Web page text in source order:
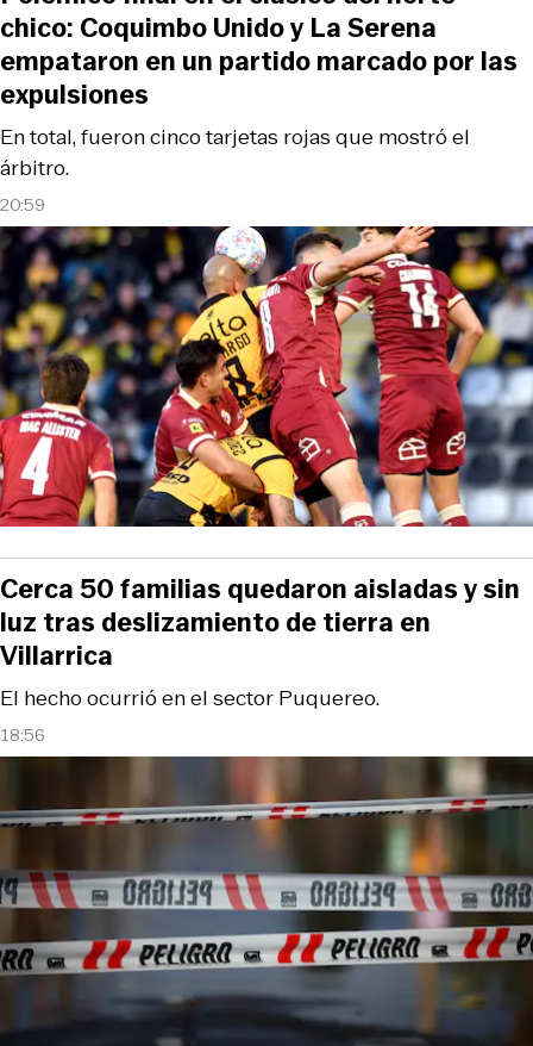
20:59
En total, fueron cinco tarjetas rojas que mostró el
árbitro.
chico: Coquimbo Unido y La Serena
empataron en un partido marcado por las
expulsiones
18:56
El hecho ocurrió en el sector Puquereo.
Cerca 50 familias quedaron aisladas y sin
luz tras deslizamiento de tierra en
Villarrica